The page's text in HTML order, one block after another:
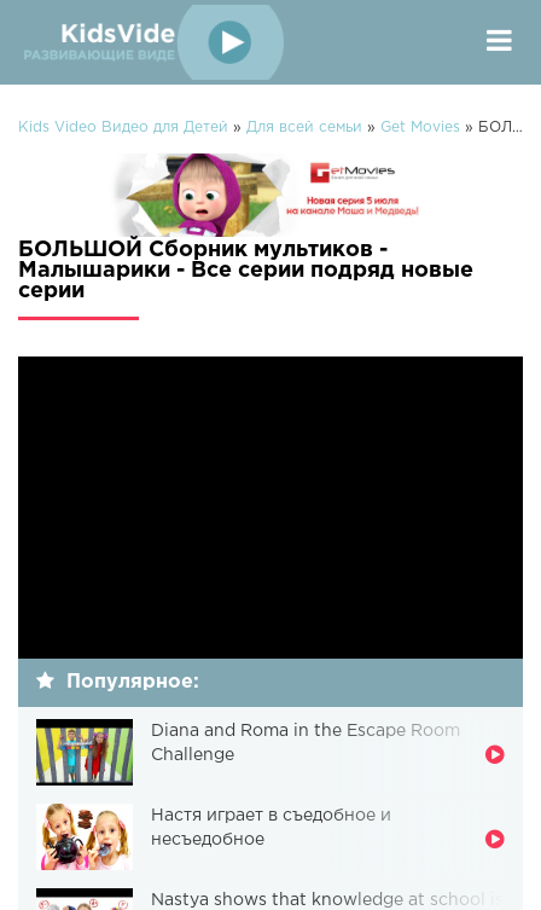
Kids Video Видео для Детей » Для всей семьи » Get Movies » БОЛЬШОЙ Сборник мультиков - Малышарики - Все серии подряд
БОЛЬШОЙ Сборник мультиков -
Малышарики - Все серии подряд новые
серии
Популярное:
Diana and Roma in the Escape Room
Challenge
Настя играет в съедобное и
несъедобное
Nastya shows that knowledge at school is